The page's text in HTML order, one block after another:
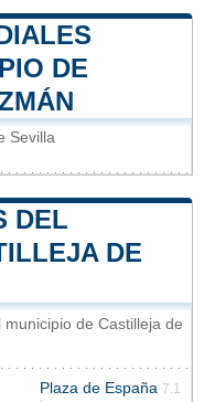
DE
Sevilla
DEL
DE
de Castilleja de
Plaza de España 7.1